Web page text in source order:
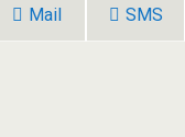
Mail SMS